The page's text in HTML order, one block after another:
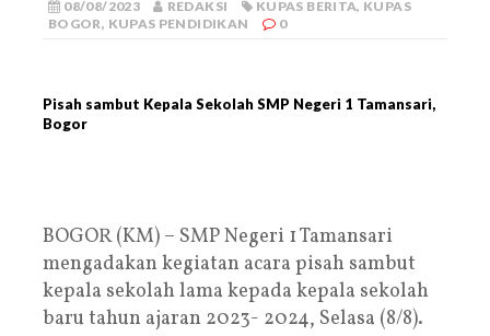
08/08/2023 REDAKSI KUPAS BERITA, KUPAS
BOGOR, KUPAS PENDIDIKAN 0
Pisah sambut Kepala Sekolah SMP Negeri 1 Tamansari,
Bogor
BOGOR (KM) – SMP Negeri 1 Tamansari
mengadakan kegiatan acara pisah sambut
kepala sekolah lama kepada kepala sekolah
baru tahun ajaran 2023- 2024, Selasa (8/8).